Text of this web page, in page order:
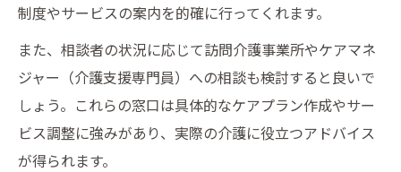
制度やサービスの案内を的確に行ってくれます。
また、相談者の状況に応じて訪問介護事業所やケアマネ
ジャー（介護支援専門員）への相談も検討すると良いで
しょう。これらの窓口は具体的なケアプラン作成やサー
ビス調整に強みがあり、実際の介護に役立つアドバイス
が得られます。